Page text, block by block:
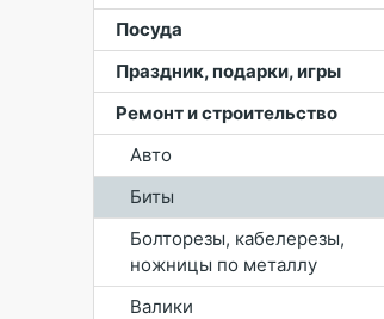
Посуда
Праздник, подарки, игры
Ремонт и строительство
Авто
Биты
Болторезы, кабелерезы,
ножницы по металлу
Валики